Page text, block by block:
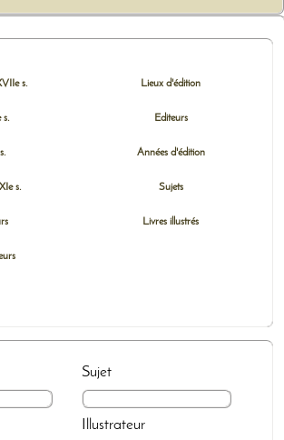
s.
s.
s.
Lieux d'édition
Editeurs
Années d'édition
Sujets
Livres illustrés
Sujet
Illustrateur